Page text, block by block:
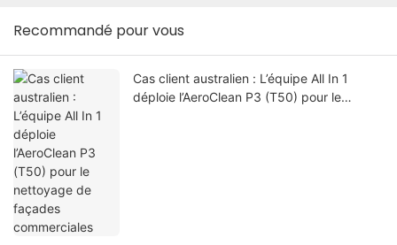
Recommandé pour vous
Cas client australien : L’équipe All In 1
déploie l’AeroClean P3 (T50) pour le